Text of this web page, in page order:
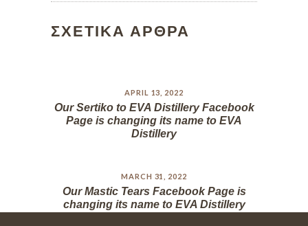
ΣΧΕΤΙΚΑ ΑΡΘΡΑ
APRIL 13, 2022
Our Sertiko to EVA Distillery Facebook
Page is changing its name to EVA
Distillery
MARCH 31, 2022
Our Mastic Tears Facebook Page is
changing its name to EVA Distillery